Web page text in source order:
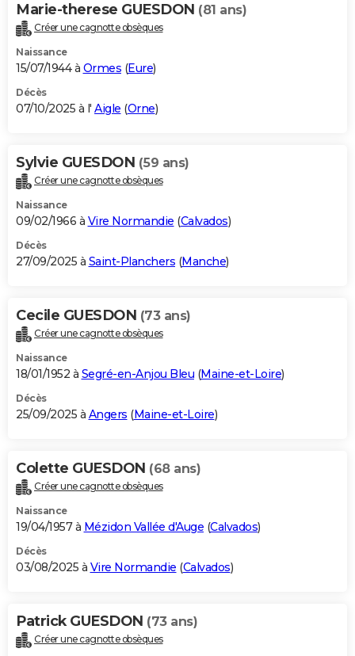
Marie-therese GUESDON (81 ans)
Créer une cagnotte obsèques
Naissance
15/07/1944 à Ormes (Eure)
Décès
07/10/2025 à l' Aigle (Orne)
Sylvie GUESDON (59 ans)
Créer une cagnotte obsèques
Naissance
09/02/1966 à Vire Normandie (Calvados)
Décès
27/09/2025 à Saint-Planchers (Manche)
Cecile GUESDON (73 ans)
Créer une cagnotte obsèques
Naissance
18/01/1952 à Segré-en-Anjou Bleu (Maine-et-Loire)
Décès
25/09/2025 à Angers (Maine-et-Loire)
Colette GUESDON (68 ans)
Créer une cagnotte obsèques
Naissance
19/04/1957 à Mézidon Vallée d'Auge (Calvados)
Décès
03/08/2025 à Vire Normandie (Calvados)
Patrick GUESDON (73 ans)
Créer une cagnotte obsèques